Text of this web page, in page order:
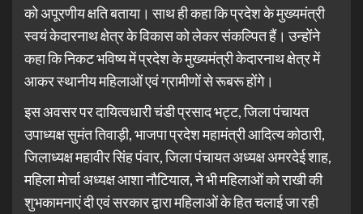
को अपूरणीय क्षति बताया। साथ ही कहा कि प्रदेश के मुख्यमंत्री
स्वयं केदारनाथ क्षेत्र के विकास को लेकर संकल्पित हैं। उन्होंने
कहा कि निकट भविष्य में प्रदेश के मुख्यमंत्री केदारनाथ क्षेत्र में
आकर स्थानीय महिलाओं एवं ग्रामीणों से रूबरू होंगे।
इस अवसर पर दायित्वधारी चंडी प्रसाद भट्ट, जिला पंचायत
उपाध्यक्ष सुमंत तिवाड़ी, भाजपा प्रदेश महामंत्री आदित्य कोठारी,
जिलाध्यक्ष महावीर सिंह पंवार, जिला पंचायत अध्यक्ष अमरदेई शाह,
महिला मोर्चा अध्यक्ष आशा नौटियाल, ने भी महिलाओं को राखी की
शुभकामनाएं दी एवं सरकार द्वारा महिलाओं के हित चलाई जा रही